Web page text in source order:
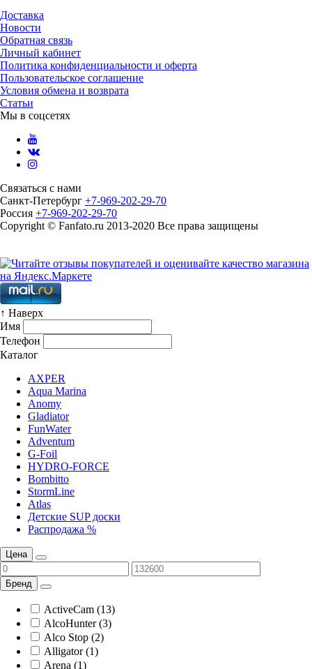
Доставка
Новости
Обратная связь
Личный кабинет
Политика конфиденциальности и оферта
Пользовательское соглашение
Условия обмена и возврата
Статьи
Мы в соцсетях
Связаться с нами
Санкт-Петербург +7-969-202-29-70
Россия +7-969-202-29-70
Copyright © Fanfato.ru 2013-2020 Все права защищены
↑ Наверх
Имя
Телефон
Каталог
AXPER
Aqua Marina
Anomy
Gladiator
FunWater
Adventum
G-Foil
HYDRO-FORCE
Bombitto
StormLine
Atlas
Детские SUP доски
Распродажа %
Цена
Бренд
ActiveCam (13)
AlcoHunter (3)
Alco Stop (2)
Alligator (1)
Arena (1)